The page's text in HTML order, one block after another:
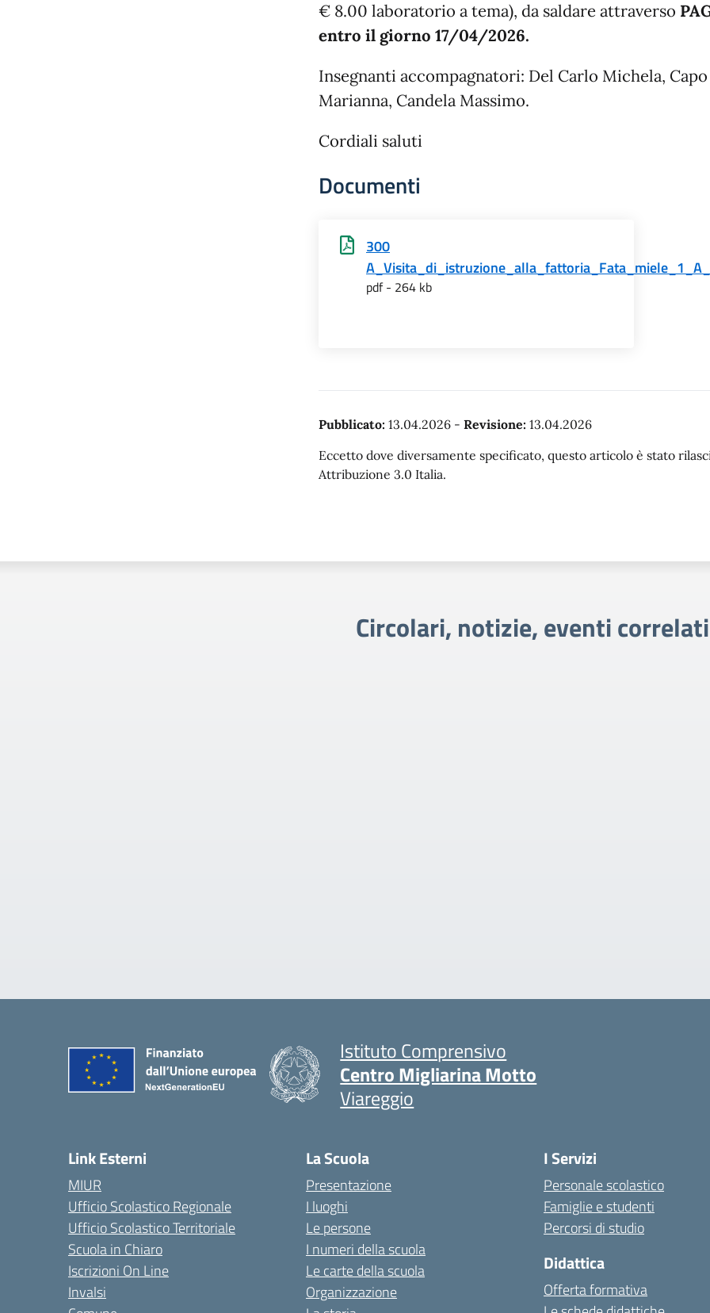
€ 8.00 laboratorio a tema), da saldare attraverso
entro il giorno 17/04/2026.
Insegnanti accompagnatori: Del Carlo Michela, Capo
Marianna, Candela Massimo.
Cordiali saluti
Documenti
300
pdf - 264 kb
Pubblicato: 13.04.2026 - Revisione: 13.04.2026
Eccetto dove diversamente specificato, questo articolo è stato
Attribuzione 3.0 Italia.
Circolari, notizie, eventi correlati
Istituto Comprensivo
Centro Migliarina Motto
Viareggio
Link Esterni
MIUR
Ufficio Scolastico Regionale
Ufficio Scolastico Territoriale
Scuola in Chiaro
Iscrizioni On Line
Invalsi
La Scuola
Presentazione
I luoghi
Le persone
I numeri della scuola
Le carte della scuola
Organizzazione
I Servizi
Personale scolastico
Famiglie e studenti
Percorsi di studio
Didattica
Offerta formativa